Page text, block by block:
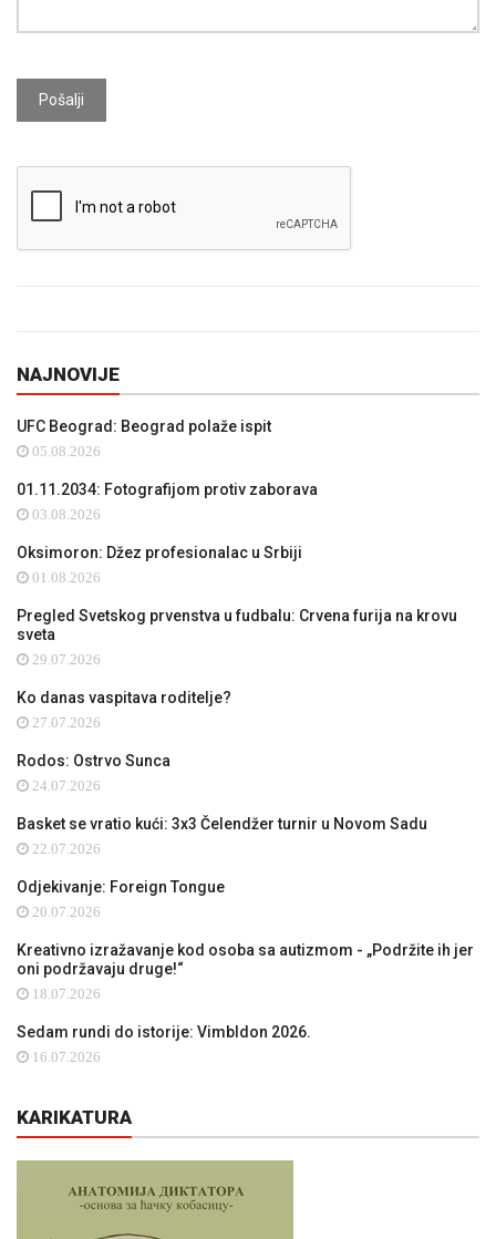
Pošalji
NAJNOVIJE
UFC Beograd: Beograd polaže ispit
05.08.2026
01.11.2034: Fotografijom protiv zaborava
03.08.2026
Oksimoron: Džez profesionalac u Srbiji
01.08.2026
Pregled Svetskog prvenstva u fudbalu: Crvena furija na krovu
sveta
29.07.2026
Ko danas vaspitava roditelje?
27.07.2026
Rodos: Ostrvo Sunca
24.07.2026
Basket se vratio kući: 3x3 Čelendžer turnir u Novom Sadu
22.07.2026
Odjekivanje: Foreign Tongue
20.07.2026
Kreativno izražavanje kod osoba sa autizmom - „Podržite ih jer
oni podržavaju druge!“
18.07.2026
Sedam rundi do istorije: Vimbldon 2026.
16.07.2026
KARIKATURA